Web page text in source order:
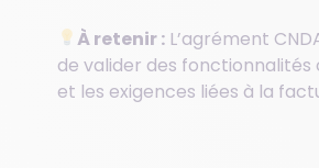
À retenir : L’agrément
de valider des
et les exigences liées à la